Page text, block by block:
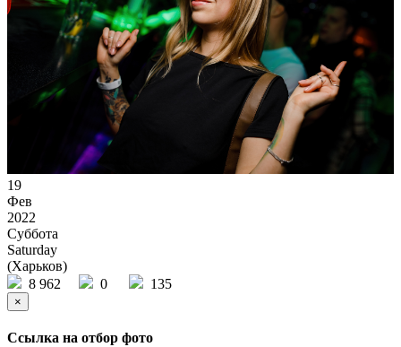
19
Фев
2022
Суббота
Saturday
(Харьков)
8 962
0 135
×
Ссылка на отбор фото